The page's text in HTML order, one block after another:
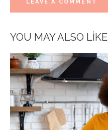
YOU MAY ALSO LIKE